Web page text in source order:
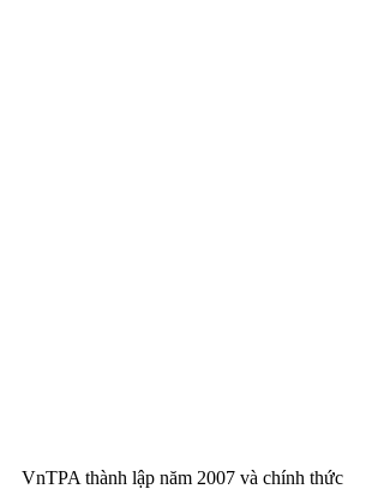
VnTPA thành lập năm 2007 và chính thức